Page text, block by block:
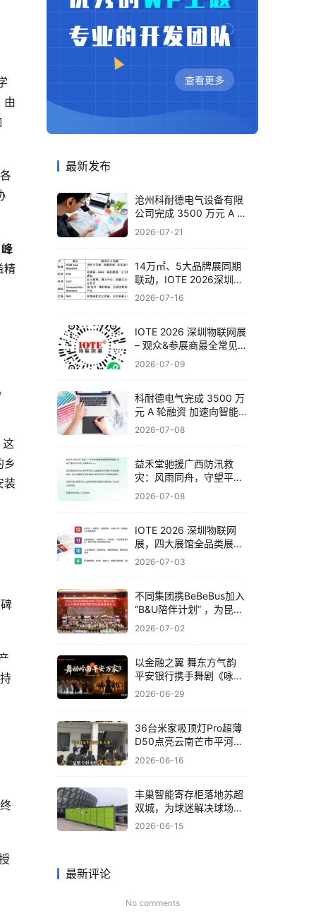
由
精
这
乡
装
最新发布
沧州科耐德电气设备有限
公司完成 3500 万元 A 轮
融资，布局智能配电全产
2026-07-21
14万㎡、5大品牌展同期
联动，IOTE 2026深圳物
联网展邀你一次看完全产
2026-07-16
IOTE 2026 深圳物联网展
– 观众&参展商最全常见问
题解答！
2026-07-09
科耐德电气完成 3500 万
元 A 轮融资 加速向智能
电气系统集成商战略转型
2026-07-08
​益禾堂驰援广西防汛救
灾：风雨同舟，守望平
安！
2026-07-08
IOTE 2026 深圳物联网
展，四大展馆全品类展品
与头部企业一览！
2026-07-03
不同集团携BeBeBus加入
“B&U陪伴计划” ，为昆明
孤残儿童送关爱
2026-07-02
以金融之翼 舞东方气韵
平安银行携手舞剧《咏
春》共筑非遗文化新体验
2026-06-29
36台米家吸顶灯Pro超薄
D50点亮云南芒市平河小
学，小米为大山孩子送去
2026-06-16
丰巢智能寄存柜落地苏超
双城，为球迷解决球场存
包难题
2026-06-15
最新评论
No comments